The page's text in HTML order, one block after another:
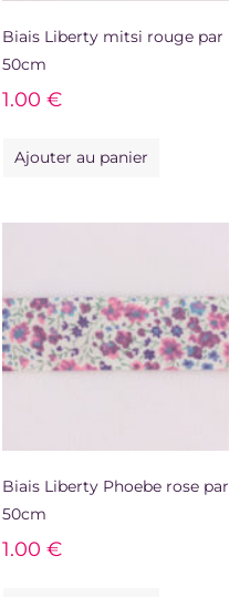
Biais Liberty mitsi rouge par
50cm
1.00 €
Ajouter au panier
Biais Liberty Phoebe rose par
50cm
1.00 €